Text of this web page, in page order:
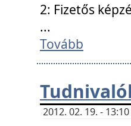
2: Fizetős
...
Tovább
2012. 02. 19. -